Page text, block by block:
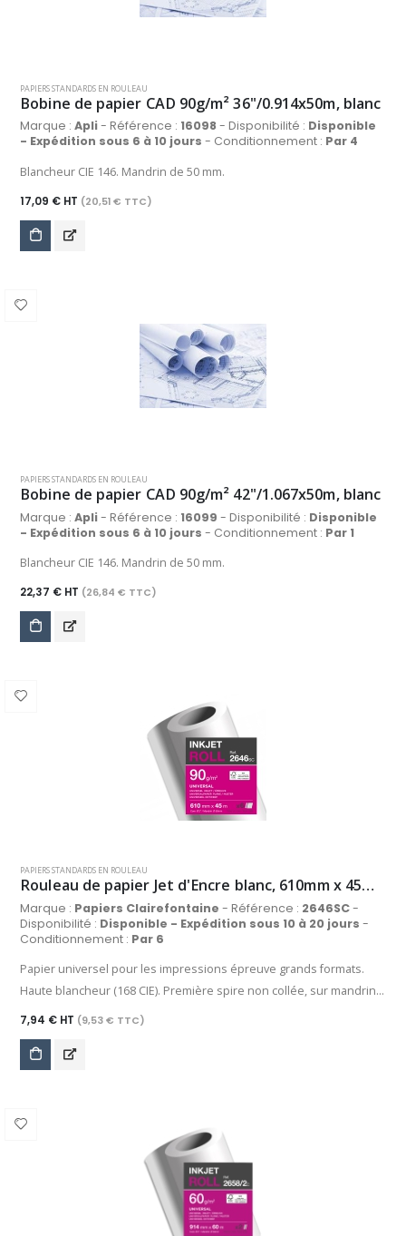
PAPIERS STANDARDS EN ROULEAU
Bobine de papier CAD 90g/m² 36"/0.914x50m, blanc
Marque :Apli- Référence : 16098 - Disponibilité : Disponible
- Expédition sous 6 à 10 jours - Conditionnement : Par 4
Blancheur CIE 146. Mandrin de 50 mm.
17,09 € HT (20,51 € TTC)
PAPIERS STANDARDS EN ROULEAU
Bobine de papier CAD 90g/m² 42"/1.067x50m, blanc
Marque :Apli- Référence : 16099 - Disponibilité : Disponible
- Expédition sous 6 à 10 jours - Conditionnement : Par 1
Blancheur CIE 146. Mandrin de 50 mm.
22,37 € HT (26,84 € TTC)
PAPIERS STANDARDS EN ROULEAU
Rouleau de papier Jet d'Encre blanc, 610mm x 45m, 90 g/m²
Marque : Papiers Clairefontaine - Référence : 2646SC-
Disponibilité : Disponible - Expédition sous 10 à 20 jours -
Conditionnement : Par 6
Papier universel pour les impressions épreuve grands formats.
Haute blancheur (168 CIE). Première spire non collée, sur mandrin
de 50 mm.
7,94 € HT (9,53 € TTC)